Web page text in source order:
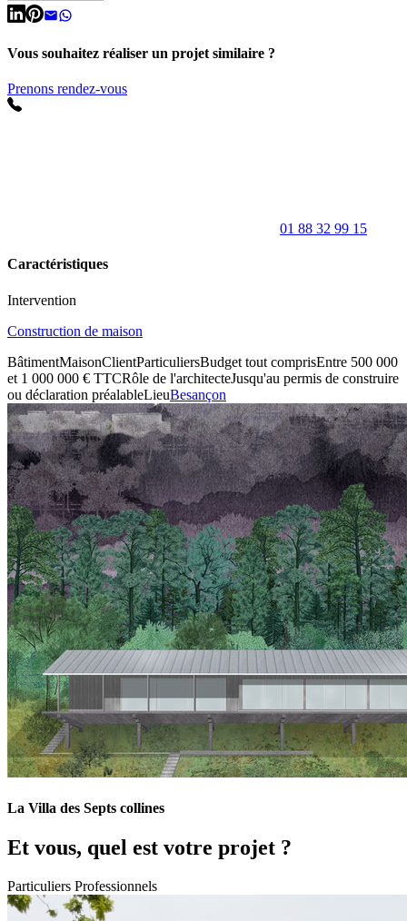
Vous souhaitez réaliser un projet similaire ?
Prenons rendez-vous
01 88 32 99 15
Caractéristiques
Intervention
Construction de maison
BâtimentMaisonClientParticuliersBudget tout comprisEntre 500 000
et 1 000 000 € TTCRôle de l'architecteJusqu'au permis de construire
ou déclaration préalableLieuBesançon
La Villa des Septs collines
Et vous, quel est votre projet ?
Particuliers Professionnels